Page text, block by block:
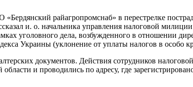
райагропромснаб» в перестрелке
и. о. начальника управления налоговой
уголовного дела, возбужденного в отношении
Украины (уклонение от уплаты налогов в особо
документов. Действия сотрудников
и проводились по адресу, где